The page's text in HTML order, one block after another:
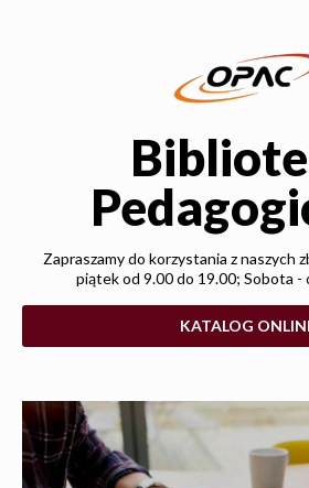
Zapraszamy do korzystania z naszych
piątek od 9.00 do 19.00; Sobota -
KATALOG